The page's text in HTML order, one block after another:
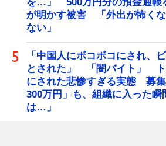
を…」 500万円分の預金通帳
が明かす被害 「外出が怖く
ない」
「中国人にボコボコにされ、
とされた」 「闇バイト」 ト
にされた悲惨すぎる実態 募
300万円」も、組織に入った瞬
は…」